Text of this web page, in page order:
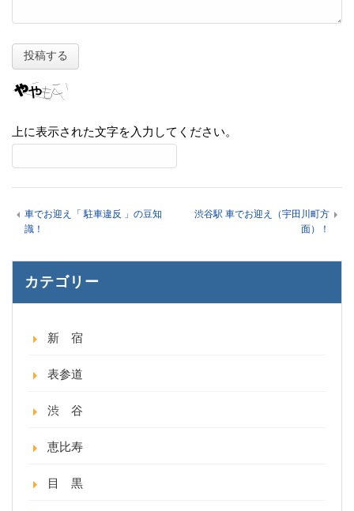
上に表示された文字を入力してください。
車でお迎え「 駐車違反 」の豆知
識！
渋谷駅 車でお迎え（宇田川町方
面）！
カテゴリー
新 宿
表参道
渋 谷
恵比寿
目 黒